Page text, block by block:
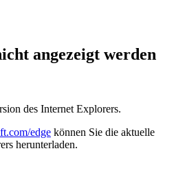
angezeigt werden
des Internet Explorers.
edge können Sie die aktuelle
herunterladen.